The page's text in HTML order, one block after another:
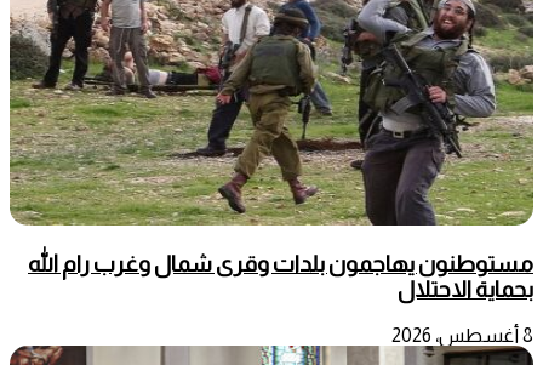
مستوطنون يهاجمون بلدات وقرى شمال وغرب رام الله
بحماية الاحتلال
8 أغسطس، 2026